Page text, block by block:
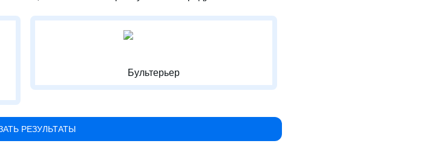
Бультерьер
РЕЗУЛЬТАТЫ